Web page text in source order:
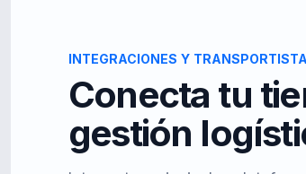
INTEGRACIONES Y
Conecta tu
gestión